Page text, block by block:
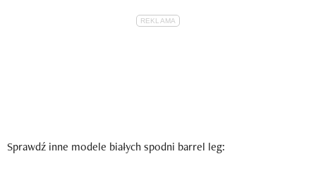
Sprawdź inne modele białych spodni barrel leg: